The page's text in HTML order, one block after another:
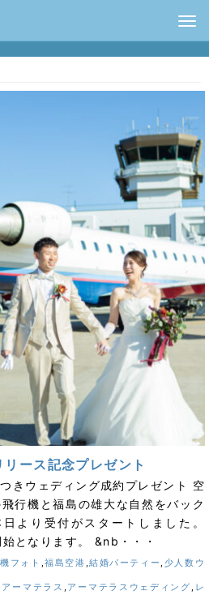
リース記念プレゼント
きウェディング成約プレゼント 空
行機と福島の雄大な自然をバック
より受付がスタートしました。
となります。 &nb・・・
フォト ,福島空港 ,結婚パーティー , 少人数ウ
アーマテラス , アーマテラスウェディング , レ